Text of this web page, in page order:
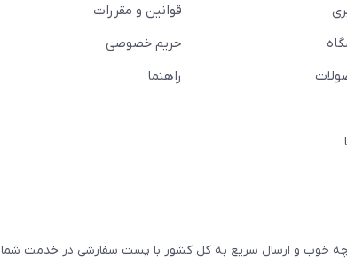
قوانین و مقررات
حریم خصوصی
راهنما
و انتخاب پارچه خوب و ارسال سریع به کل کشور با پست سفارشی در خدمت شما